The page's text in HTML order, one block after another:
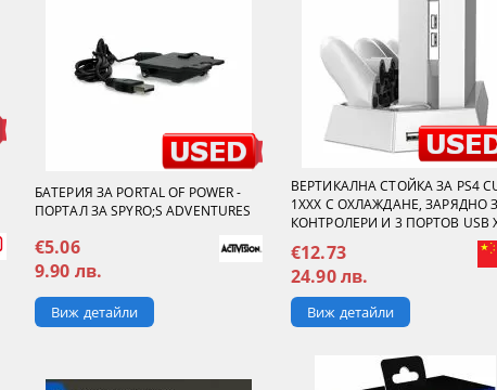
БАТЕРИЯ ЗА PORTAL OF POWER -
ПОРТАЛ ЗА SPYRO;S ADVENTURES
€5.06
9.90 лв.
Виж детайли
ВЕРТИКАЛНА СТОЙКА ЗА PS4
1XXX С ОХЛАЖДАНЕ, ЗАРЯДНО
КОНТРОЛЕРИ И 3 ПОРТОВ USB
€12.73
24.90 лв.
Виж детайли